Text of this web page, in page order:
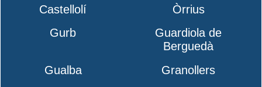
Castellolí
Òrrius
Gurb
Guardiola de
Berguedà
Gualba
Granollers